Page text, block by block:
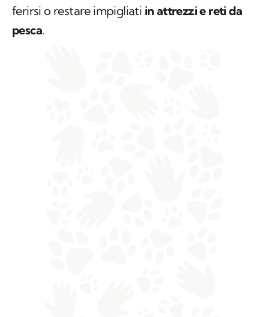
ferirsi o restare impigliati in attrezzi e reti da
pesca.